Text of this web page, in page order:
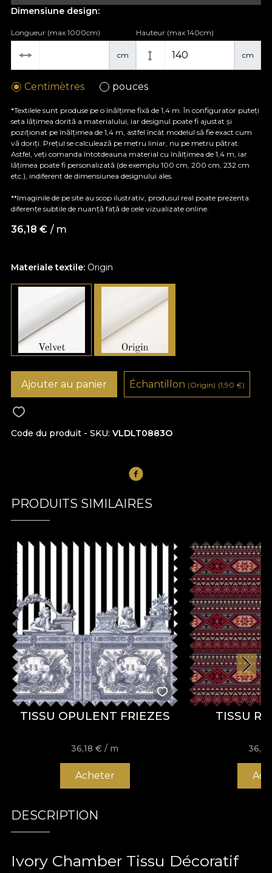
Materiale textile: Origin
Dimensiune design:
cm
Longueur (max 1000cm)
cm
Hauteur (max 140cm)
Centimètres pouces
*Textilele sunt produse pe o înălțime fixă de 1,4 m. În configurator puteți
seta lățimea dorită a materialului, iar designul poate fi ajustat și
poziționat pe înălțimea de 1,4 m, astfel încât modelul să fie exact cum
vă doriți. Prețul se calculează pe metru liniar, nu pe metru pătrat.
Astfel, veți comanda întotdeauna material cu înălțimea de 1,4 m, iar
lățimea poate fi personalizată (de exemplu 100 cm, 200 cm, 232 cm
etc.), indiferent de dimensiunea designului ales.
**Imaginile de pe site au scop ilustrativ, produsul real poate prezenta
diferențe subtile de nuanță față de cele vizualizate online.
36,18 € / m
Code du produit - SKU VLDLT0883O
Ajouter au panier Échantillon (Origin) (1,90 €)
PRODUITS SIMILAIRES
TISSU OPULENT FRIEZES
36,18€ / m
Acheter
TISSU
DESCRIPTION
Ivory Chamber Tissu Décoratif